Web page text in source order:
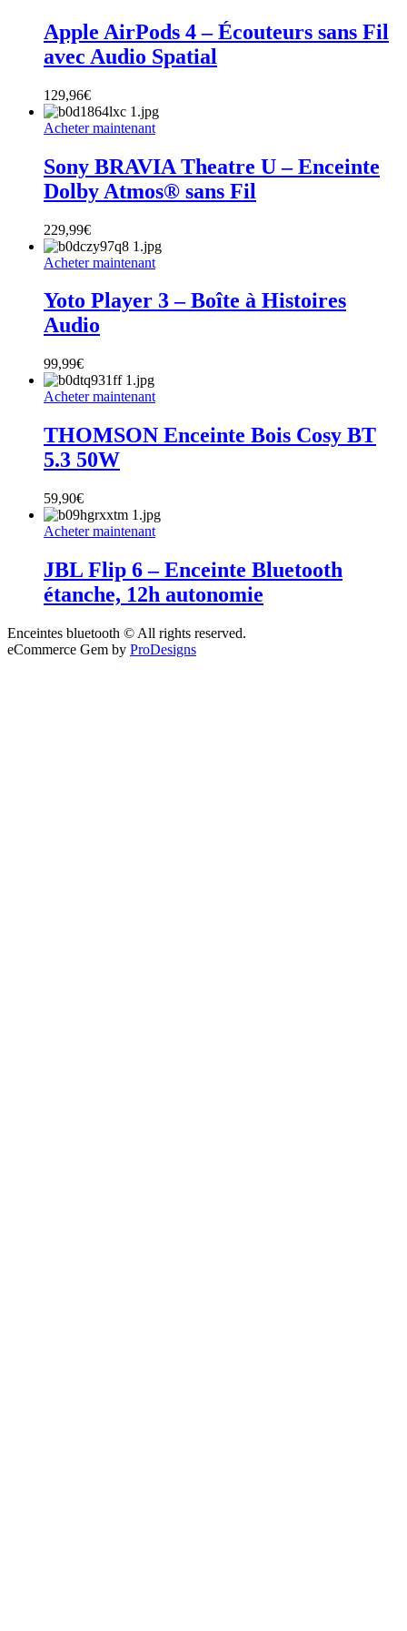
Apple AirPods 4 – Écouteurs sans Fil
avec Audio Spatial
129,96€
Acheter maintenant
Sony BRAVIA Theatre U – Enceinte
Dolby Atmos® sans Fil
229,99€
Acheter maintenant
Yoto Player 3 – Boîte à Histoires
Audio
99,99€
Acheter maintenant
THOMSON Enceinte Bois Cosy BT
5.3 50W
59,90€
Acheter maintenant
JBL Flip 6 – Enceinte Bluetooth
étanche, 12h autonomie
Enceintes bluetooth © All rights reserved.
eCommerce Gem by ProDesigns